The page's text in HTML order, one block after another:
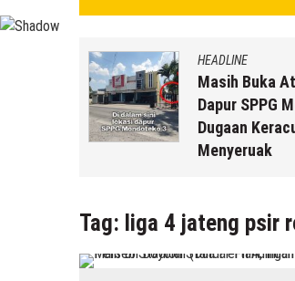
HEADLINE
Masih Buka
Dapur SPPG
Dugaan
Menyeruak
Tag: liga 4 jateng psir